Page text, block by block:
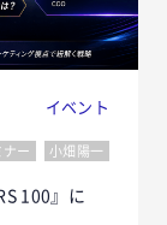
イベント
ナー 小畑陽一
100』に